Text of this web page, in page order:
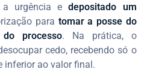
a urgência edepositado um
para tomar a posse do
processo. Na prática, o
cedo, recebendo só o
inferior ao valor final.